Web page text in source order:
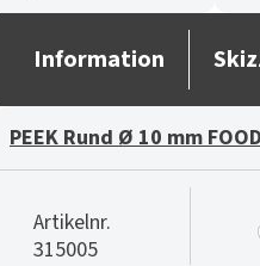
Information
PEEK Rund Ø 10 mm
Artikelnr.
315005